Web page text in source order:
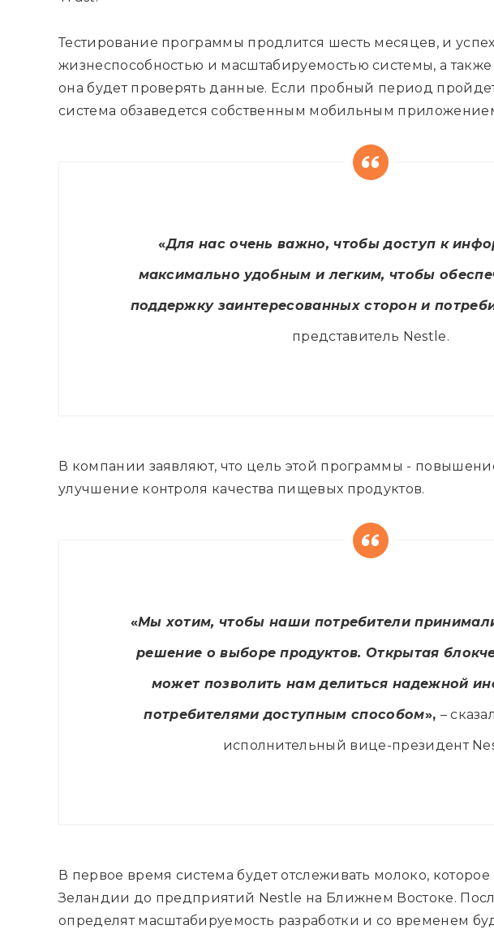
Тестирование программы продлится шесть месяцев, и
жизнеспособностью и масштабируемостью системы, а
она будет проверять данные. Если пробный период
система обзаведется собственным мобильным
«Для нас очень важно, чтобы доступ к
максимально удобным и легким, чтобы
поддержку заинтересованных сторон и
представитель Nestle.
В компании заявляют, что цель этой программы -
улучшение контроля качества пищевых продуктов.
«Мы хотим, чтобы наши потребители
решение о выборе продуктов. Открытая
может позволить нам делиться надежной
потребителями доступным способом», –
исполнительный вице-президент
В первое время система будет отслеживать молоко,
Зеландии до предприятий Nestle на Ближнем Востоке.
определят масштабируемость разработки и со временем